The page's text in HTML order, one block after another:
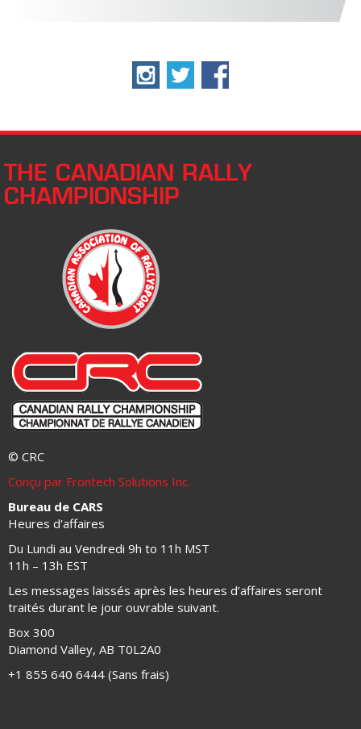
THE CANADIAN RALLY
CHAMPIONSHIP
© CRC
Conçu par Frontech Solutions Inc.
Bureau de CARS
Heures d'affaires
Du Lundi au Vendredi 9h to 11h MST
11h – 13h EST
Les messages laissés après les heures d’affaires seront
traités durant le jour ouvrable suivant.
Box 300
Diamond Valley, AB T0L2A0
+1 855 640 6444 (Sans frais)